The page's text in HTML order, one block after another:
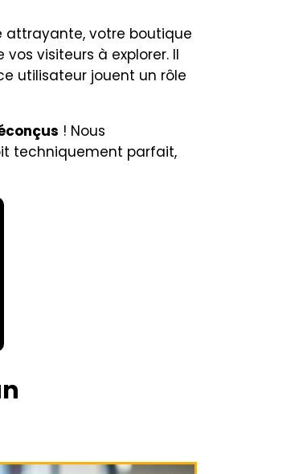
attrayante, votre boutique
visiteurs à explorer. Il
utilisateur jouent un rôle
! Nous
techniquement parfait,